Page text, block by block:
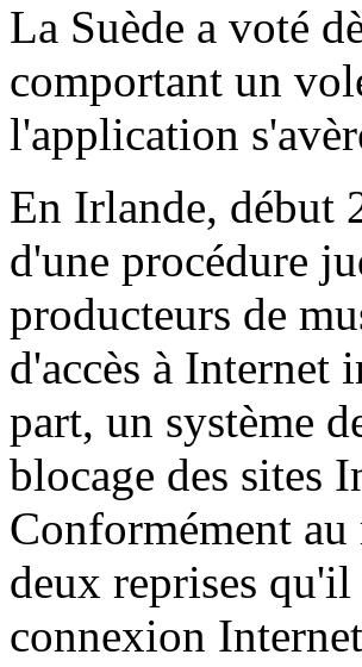
La Suède a voté
comportant un
l'application
En Irlande, début
d'une procédure
producteurs de
d'accès à
part, un système
blocage des sites
Conformément
deux reprises
connexion